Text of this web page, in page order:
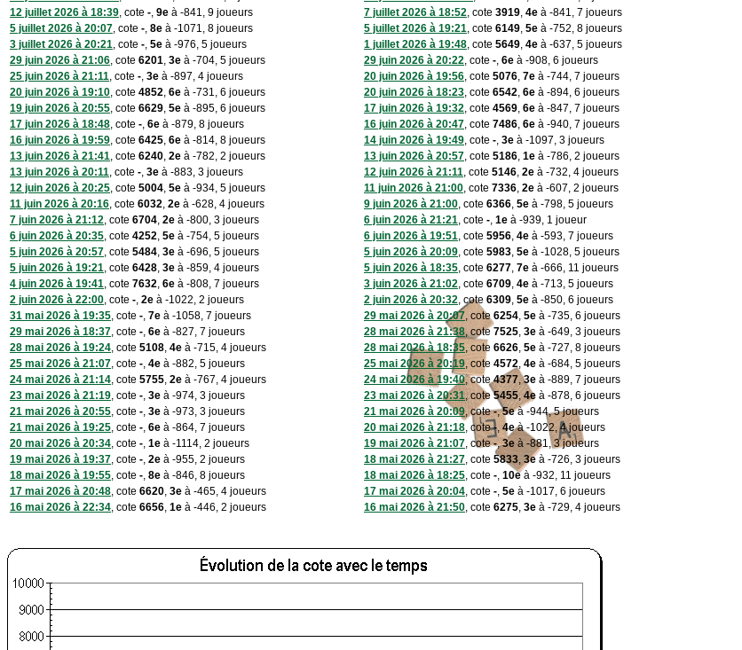
12 juillet 2026 à 18:39, cote -, 9e à -841, 9 joueurs 7 juillet 2026 à 18:52, cote 3919, 4e à -841, 7 joueurs
5 juillet 2026 à 20:07, cote -, 8e à -1071, 8 joueurs 5 juillet 2026 à 19:21, cote 6149, 5e à -752, 8 joueurs
3 juillet 2026 à 20:21, cote -, 5e à -976, 5 joueurs 1 juillet 2026 à 19:48, cote 5649, 4e à -637, 5 joueurs
29 juin 2026 à 21:06, cote 6201, 3e à -704, 5 joueurs 29 juin 2026 à 20:22, cote -, 6e à -908, 6 joueurs
25 juin 2026 à 21:11, cote -, 3e à -897, 4 joueurs 20 juin 2026 à 19:56, cote 5076, 7e à -744, 7 joueurs
20 juin 2026 à 19:10, cote 4852, 6e à -731, 6 joueurs 20 juin 2026 à 18:23, cote 6542, 6e à -894, 6 joueurs
19 juin 2026 à 20:55, cote 6629, 5e à -895, 6 joueurs 17 juin 2026 à 19:32, cote 4569, 6e à -847, 7 joueurs
17 juin 2026 à 18:48, cote -, 6e à -879, 8 joueurs 16 juin 2026 à 20:47, cote 7486, 6e à -940, 7 joueurs
16 juin 2026 à 19:59, cote 6425, 6e à -814, 8 joueurs 14 juin 2026 à 19:49, cote -, 3e à -1097, 3 joueurs
13 juin 2026 à 21:41, cote 6240, 2e à -782, 2 joueurs 13 juin 2026 à 20:57, cote 5186, 1e à -786, 2 joueurs
13 juin 2026 à 20:11, cote -, 3e à -883, 3 joueurs 12 juin 2026 à 21:11, cote 5146, 2e à -732, 4 joueurs
12 juin 2026 à 20:25, cote 5004, 5e à -934, 5 joueurs 11 juin 2026 à 21:00, cote 7336, 2e à -607, 2 joueurs
11 juin 2026 à 20:16, cote 6032, 2e à -628, 4 joueurs 9 juin 2026 à 21:00, cote 6366, 5e à -798, 5 joueurs
7 juin 2026 à 21:12, cote 6704, 2e à -800, 3 joueurs 6 juin 2026 à 21:21, cote -, 1e à -939, 1 joueur
6 juin 2026 à 20:35, cote 4252, 5e à -754, 5 joueurs 6 juin 2026 à 19:51, cote 5956, 4e à -593, 7 joueurs
5 juin 2026 à 20:57, cote 5484, 3e à -696, 5 joueurs 5 juin 2026 à 20:09, cote 5983, 5e à -1028, 5 joueurs
5 juin 2026 à 19:21, cote 6428, 3e à -859, 4 joueurs 5 juin 2026 à 18:35, cote 6277, 7e à -666, 11 joueurs
4 juin 2026 à 19:41, cote 7632, 6e à -808, 7 joueurs 3 juin 2026 à 21:02, cote 6709, 4e à -713, 5 joueurs
2 juin 2026 à 22:00, cote -, 2e à -1022, 2 joueurs 2 juin 2026 à 20:32, cote 6309, 5e à -850, 6 joueurs
31 mai 2026 à 19:35, cote -, 7e à -1058, 7 joueurs 29 mai 2026 à 20:07, cote6254, 5e à -735, 6 joueurs
29 mai 2026 à 18:37, cote -, 6e à -827, 7 joueurs 28 mai 2026 à 21:38, cote 7525, 3e à -649, 3 joueurs
28 mai 2026 à 19:24, cote 5108, 4e à -715, 4 joueurs 28 mai 2026 à 18:35, cote 6626, 5e à -727, 8 joueurs
25 mai 2026 à 21:07, cote -, 4e à -882, 5 joueurs 25 mai 2026 à 20:19, cote 4572, 4e à -684, 5 joueurs
24 mai 2026 à 21:14, cote 5755, 2e à -767, 4 joueurs 24 mai 2026 à 19:40, cote4377,3e à -889, 7 joueurs
23 mai 2026 à 21:19, cote -, 3e à -974, 3 joueurs 23 mai 2026 à 20:31, cote5455,4e à -878, 6 joueurs
21 mai 2026 à 20:55, cote -, 3e à -973, 3 joueurs 21 mai 2026 à 20:09, cote-,5eà -944, 5 joueurs
21 mai 2026 à 19:25, cote -, 6e à -864, 7 joueurs 20 mai 2026 à 21:18, cote-,4eà -1022, 4 joueurs
20 mai 2026 à 20:34, cote -, 1e à -1114, 2 joueurs 19 mai 2026 à 21:07, cote-,3eà -881, 3 joueurs
19 mai 2026 à 19:37, cote -, 2e à -955, 2 joueurs 18 mai 2026 à 21:27, cote 5833, 3e à -726, 3 joueurs
18 mai 2026 à 19:55, cote -, 8e à -846, 8 joueurs 18 mai 2026 à 18:25, cote -, 10eà -932, 11 joueurs
17 mai 2026 à 20:48, cote 6620, 3e à -465, 4 joueurs 17 mai 2026 à 20:04, cote -, 5e à -1017, 6 joueurs
16 mai 2026 à 22:34, cote 6656, 1e à -446, 2 joueurs 16 mai 2026 à 21:50, cote 6275, 3e à -729, 4 joueurs